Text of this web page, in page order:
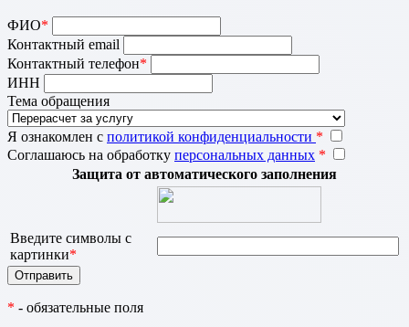
ФИО*
Контактный email
Контактный телефон*
ИНН
Тема обращения
Я ознакомлен с политикой конфиденциальности *
Соглашаюсь на обработку персональных данных *
Защита от автоматического заполнения
Введите символы с
картинки*
* - обязательные поля